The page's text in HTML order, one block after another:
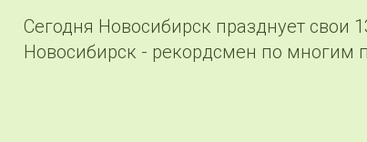
Сегодня Новосибирск празднует свои
Новосибирск - рекордсмен по многим